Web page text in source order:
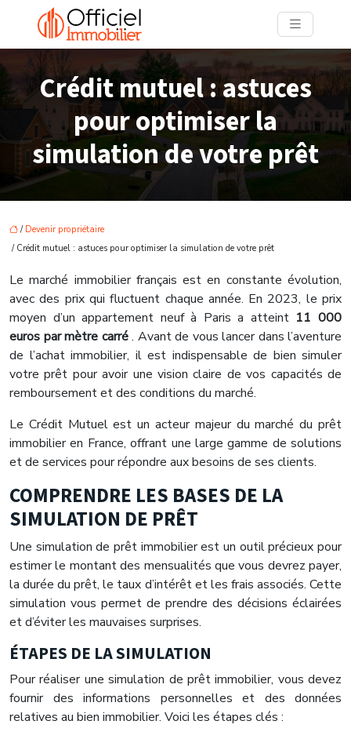
Crédit mutuel : astuces
pour optimiser la
simulation de votre prêt
/ Devenir propriétaire
/ Crédit mutuel : astuces pour optimiser la simulation de votre prêt
Le marché immobilier français est en constante évolution,
avec des prix qui fluctuent chaque année. En 2023, le prix
moyen d’un appartement neuf à Paris a atteint 11 000
euros par mètre carré. Avant de vous lancer dans l’aventure
de l’achat immobilier, il est indispensable de bien simuler
votre prêt pour avoir une vision claire de vos capacités de
remboursement et des conditions du marché.
Le Crédit Mutuel est un acteur majeur du marché du prêt
immobilier en France, offrant une large gamme de solutions
et de services pour répondre aux besoins de ses clients.
COMPRENDRE LES BASES DE LA
SIMULATION DE PRÊT
Une simulation de prêt immobilier est un outil précieux pour
estimer le montant des mensualités que vous devrez payer,
la durée du prêt, le taux d’intérêt et les frais associés. Cette
simulation vous permet de prendre des décisions éclairées
et d’éviter les mauvaises surprises.
ÉTAPES DE LA SIMULATION
Pour réaliser une simulation de prêt immobilier, vous devez
fournir des informations personnelles et des données
relatives au bien immobilier. Voici les étapes clés :